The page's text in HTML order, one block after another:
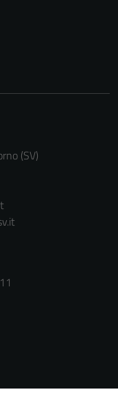
(SV)
raccolgono